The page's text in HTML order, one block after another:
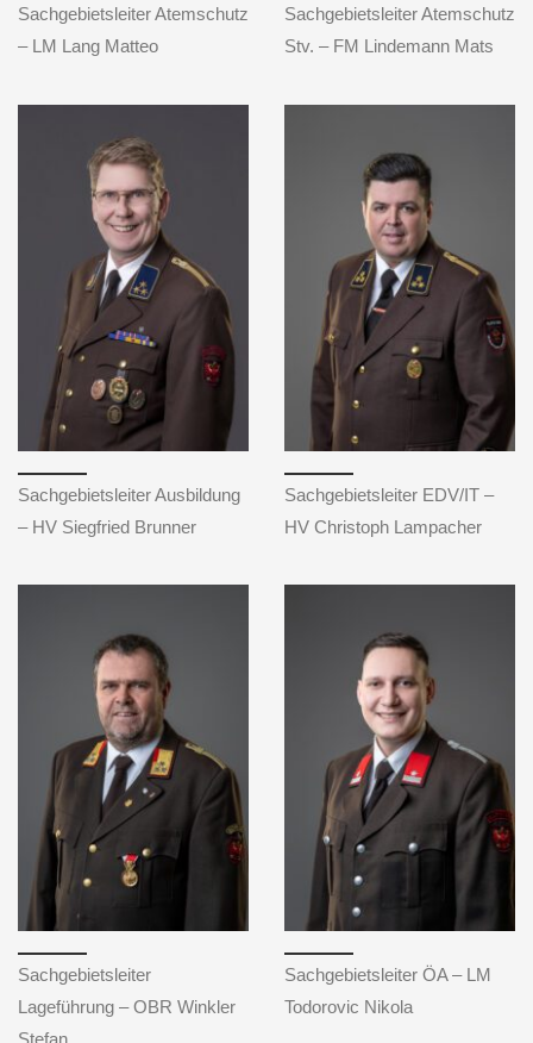
Sachgebietsleiter Atemschutz
– LM Lang Matteo
Sachgebietsleiter Atemschutz
Stv. – FM Lindemann Mats
Sachgebietsleiter Ausbildung
– HV Siegfried Brunner
Sachgebietsleiter EDV/IT –
HV Christoph Lampacher
Sachgebietsleiter
Lageführung – OBR Winkler
Sachgebietsleiter ÖA – LM
Todorovic Nikola